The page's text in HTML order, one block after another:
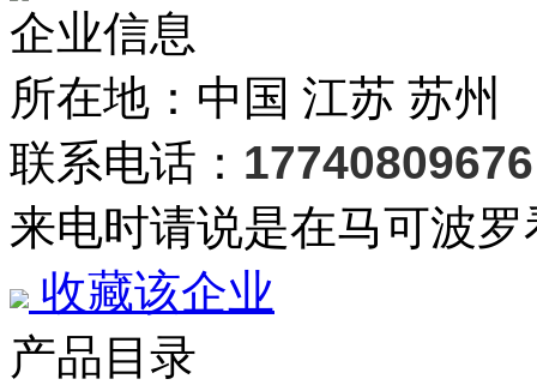
企业信息
所在地：中国 江苏 苏州
联系电话： 17740809676
来电时请说是在马可波
收藏该企业
产品目录